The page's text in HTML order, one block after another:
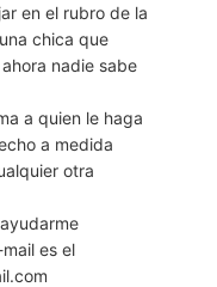
en el rubro de la
chica que
nadie sabe
a quien le haga
a medida
otra
es el